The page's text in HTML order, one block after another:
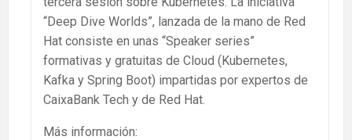
“Deep Dive Worlds”, lanzada de la mano de Red
Hat consiste en unas “Speaker series”
formativas y gratuitas de Cloud (Kubernetes,
Kafka y Spring Boot) impartidas por expertos de
CaixaBank Tech y de Red Hat.
Más información: